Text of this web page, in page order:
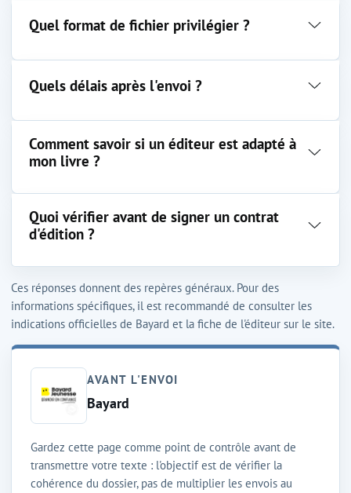
Quel format de fichier privilégier ?
Quels délais après l'envoi ?
Comment savoir si un éditeur est adapté à
mon livre ?
Quoi vérifier avant de signer un contrat
d'édition ?
Ces réponses donnent des repères généraux. Pour des
informations spécifiques, il est recommandé de consulter les
indications officielles de Bayard et la fiche de l'éditeur sur le site.
AVANT L'ENVOI
Bayard
Gardez cette page comme point de contrôle avant de
transmettre votre texte : l'objectif est de vérifier la
cohérence du dossier, pas de multiplier les envois au